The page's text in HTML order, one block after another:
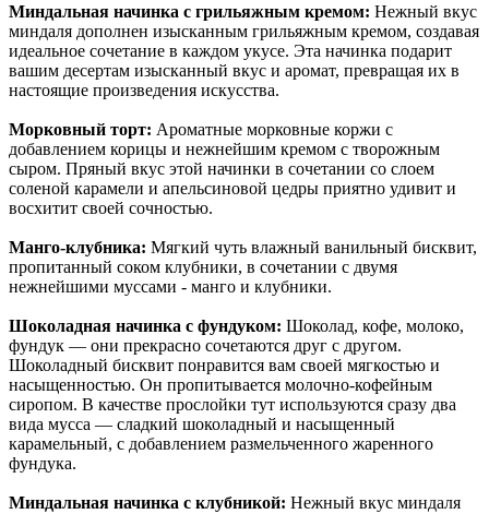
Миндальная начинка с грильяжным кремом: Нежный вкус
миндаля дополнен изысканным грильяжным кремом, создавая
идеальное сочетание в каждом укусе. Эта начинка подарит
вашим десертам изысканный вкус и аромат, превращая их в
настоящие произведения искусства.
Морковный торт: Ароматные морковные коржи с
добавлением корицы и нежнейшим кремом с творожным
сыром. Пряный вкус этой начинки в сочетании со слоем
соленой карамели и апельсиновой цедры приятно удивит и
восхитит своей сочностью.
Манго-клубника: Мягкий чуть влажный ванильный бисквит,
пропитанный соком клубники, в сочетании с двумя
нежнейшими муссами - манго и клубники.
Шоколадная начинка с фундуком: Шоколад, кофе, молоко,
фундук — они прекрасно сочетаются друг с другом.
Шоколадный бисквит понравится вам своей мягкостью и
насыщенностью. Он пропитывается молочно-кофейным
сиропом. В качестве прослойки тут используются сразу два
вида мусса — сладкий шоколадный и насыщенный
карамельный, с добавлением размельченного жаренного
фундука.
Миндальная начинка с клубникой: Нежный вкус миндаля